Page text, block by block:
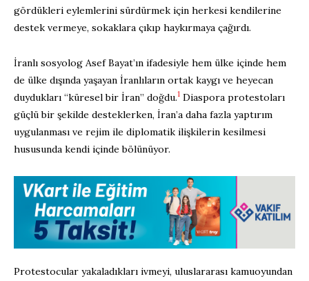
gördükleri eylemlerini sürdürmek için herkesi kendilerine
destek vermeye, sokaklara çıkıp haykırmaya çağırdı.
İranlı sosyolog Asef Bayat’ın ifadesiyle hem ülke içinde hem
de ülke dışında yaşayan İranlıların ortak kaygı ve heyecan
duydukları “küresel bir İran” doğdu.1 Diaspora protestoları
güçlü bir şekilde desteklerken, İran’a daha fazla yaptırım
uygulanması ve rejim ile diplomatik ilişkilerin kesilmesi
hususunda kendi içinde bölünüyor.
Protestocular yakaladıkları ivmeyi, uluslararası kamuoyundan